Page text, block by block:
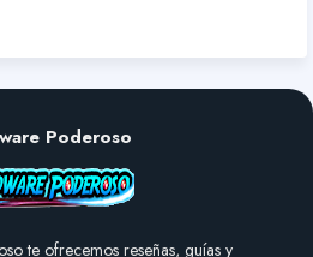
Poderoso
te ofrecemos reseñas, guías y